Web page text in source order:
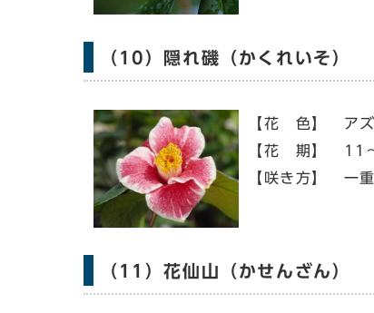
（10）隠れ磯（かくれいそ）
【花 色】 アズ
【花 期】 11
【咲き方】 一
（11）花仙山（かせんざん）